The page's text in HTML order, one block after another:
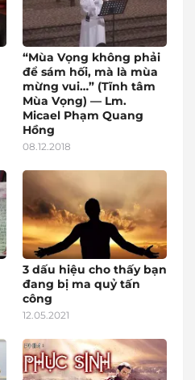
“Mùa Vọng không phải
để sám hối, mà là mùa
mừng vui…” (Tĩnh tâm
Mùa Vọng) — Lm.
Micael Phạm Quang
Hồng
08.12.2018
3 dấu hiệu cho thấy bạn
đang bị ma quỷ tấn
công
12.05.2021